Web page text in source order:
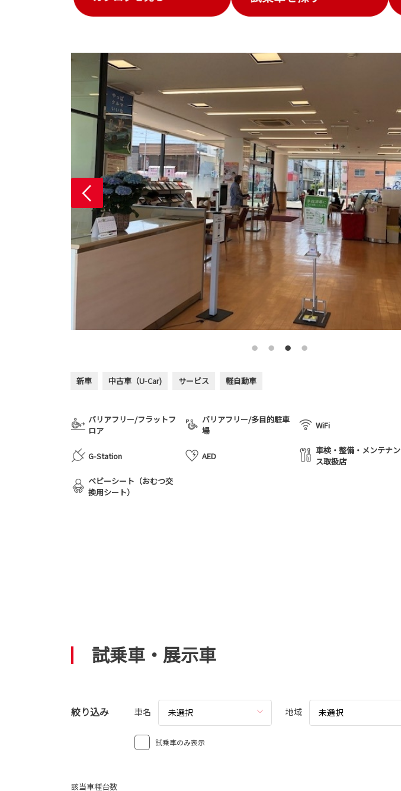
新車 中古車（U-Car) サービス 軽自動車
バリアフリー/フラットフ
ロア
バリアフリー/多目的駐車
場
WiFi
G-Station AED
車検・整備・メンテナン
ス取扱店
ベビーシート（おむつ交
換用シート）
試乗車・展示車
絞り込み 車名 未選択 地域 未選択
試乗車のみ表示
該当車種台数